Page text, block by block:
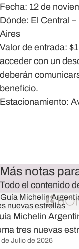
Fecha: 12 de
Dónde: El Central
Aires
Valor de entrada:
acceder con un
deberán
beneficio.
Estacionamiento:
Más notas
Todo el contenido
Michelin
tres nuevas
de Julio de 2026